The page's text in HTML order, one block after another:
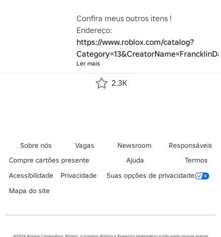
Confira meus outros itens !
https://www.roblox.com/catalog?
Ler mais
2.3K
Sobre nós Vagas Newsroom
Responsáveis
Compre cartões presente
Ajuda
Termos
Acessibilidade
Privacidade
Suas opções de privacidade
Mapa do site
©2026 Roblox Corporation. Roblox, o logotipo Roblox e Powering Imagination estão entre nossas marcas